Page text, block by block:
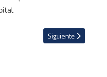
los vuelos internos cortos si
Artículo siguiente:
Siguiente